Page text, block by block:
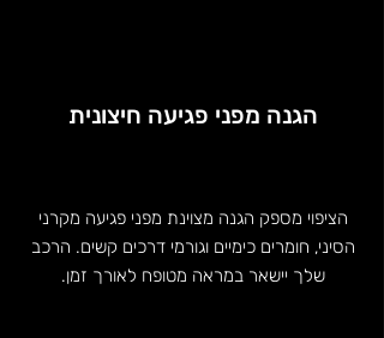
הגנה מפני פגיעה חיצונית
הציפוי מספק הגנה מצוינת מפני פגיעה מקרני
הסיני, חומרים כימיים וגורמי דרכים קשים. הרכב
שלך יישאר במראה מטופח לאורך זמן.